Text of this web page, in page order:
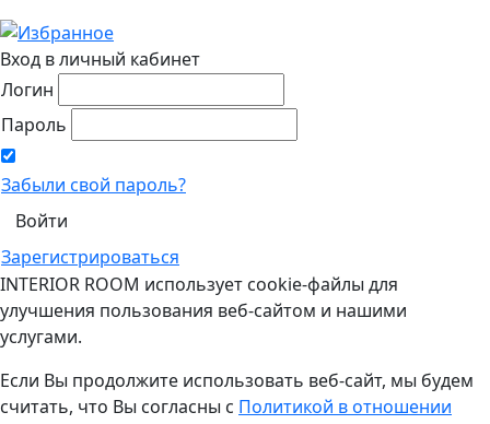
Вход в личный кабинет
Логин
Пароль
Забыли свой пароль?
Зарегистрироваться
INTERIOR ROOM использует cookie-файлы для
улучшения пользования веб-сайтом и нашими
услугами.
Если Вы продолжите использовать веб-сайт, мы будем
считать, что Вы согласны с Политикой в отношении